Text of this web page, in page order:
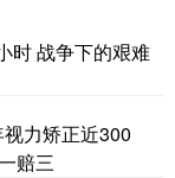
时 战争下的艰难
力矫正近300
赔三